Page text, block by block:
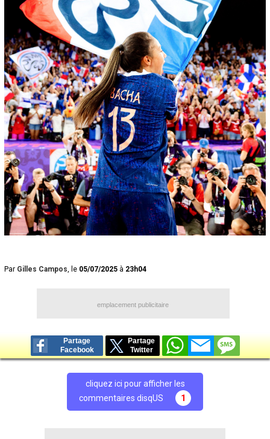
Par Gilles Campos, le 05/07/2025 à 23h04
emplacement publicitaire
Partage
Facebook
Partage
Twitter
cliquez ici pour afficher les
commentaires disqUS
1